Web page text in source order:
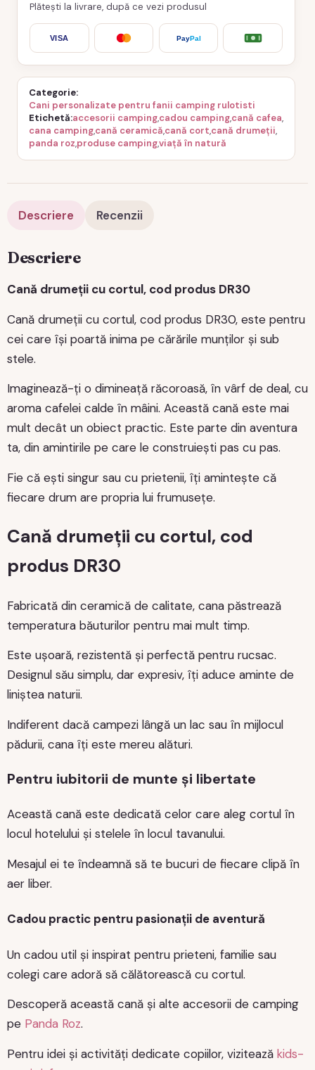
Plătești la livrare, după ce vezi produsul
VISA PayPal
Categorie
Cani personalizate pentru fanii camping rulotisti
Etichetă accesorii camping,cadou camping,cană cafea,
cana camping,cană ceramică,cană cort,cană drumeții,
panda roz,produse camping,viață în natură
Descriere Recenzii
Descriere
Cană drumeții cu cortul, cod produs DR30
Cană drumeții cu cortul, cod produs DR30, este pentru
cei care își poartă inima pe cărările munților și sub
stele.
Imaginează-ți o dimineață răcoroasă, în vârf de deal, cu
aroma cafelei calde în mâini. Această cană este mai
mult decât un obiect practic. Este parte din aventura
ta, din amintirile pe care le construiești pas cu pas.
Fie că ești singur sau cu prietenii, îți amintește că
fiecare drum are propria lui frumusețe.
Cană drumeții cu cortul, cod
produs DR30
Fabricată din ceramică de calitate, cana păstrează
temperatura băuturilor pentru mai mult timp.
Este ușoară, rezistentă și perfectă pentru rucsac.
Designul său simplu, dar expresiv, îți aduce aminte de
liniștea naturii.
Indiferent dacă campezi lângă un lac sau în mijlocul
pădurii, cana îți este mereu alături.
Pentru iubitorii de munte și libertate
Această cană este dedicată celor care aleg cortul în
locul hotelului și stelele în locul tavanului.
Mesajul ei te îndeamnă să te bucuri de fiecare clipă în
aer liber.
Cadou practic pentru pasionații de aventură
Un cadou util și inspirat pentru prieteni, familie sau
colegi care adoră să călătorească cu cortul.
Descoperă această cană și alte accesorii de camping
pe Panda Roz.
Pentru idei și activități dedicate copiilor, vizitează kids-